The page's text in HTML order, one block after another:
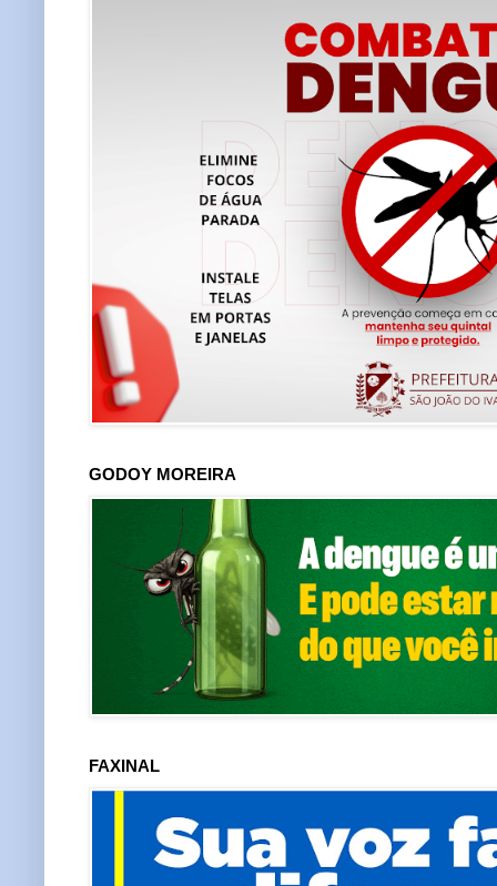
GODOY MOREIRA
FAXINAL